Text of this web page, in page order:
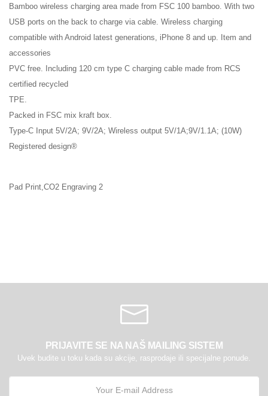
Bamboo wireless charging area made from FSC 100 bamboo. With two
USB ports on the back to charge via cable. Wireless charging
compatible with Android latest generations, iPhone 8 and up. Item and
accessories
PVC free. Including 120 cm type C charging cable made from RCS
certified recycled
TPE.
Packed in FSC mix kraft box.
Type-C Input 5V/2A; 9V/2A; Wireless output 5V/1A;9V/1.1A; (10W)
Registered design®
Pad Print,CO2 Engraving 2
PRIJAVITE SE NA NAŠ MAILING SISTEM
Uvek budite u toku kada su akcije, rasprodaje ili specijalne ponude.